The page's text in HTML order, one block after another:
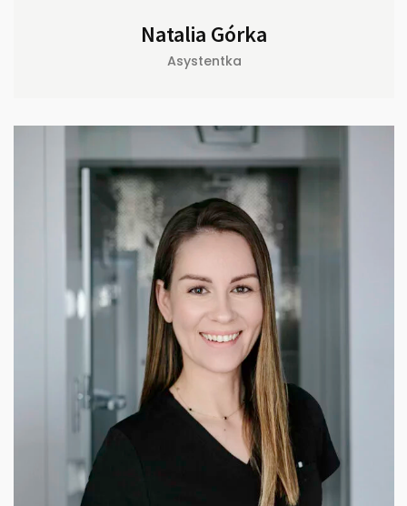
Natalia Górka
Asystentka